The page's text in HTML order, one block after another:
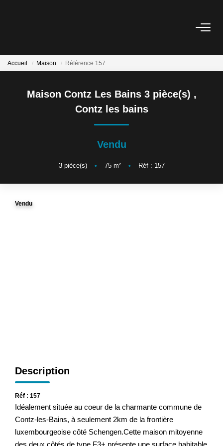
VENTE
LOCATION
ESTIMATION
Accueil Maison Référence 157
Maison Contz Les Bains 3 pièce(s) ,
Contz les bains
Vendu
3pièce(s) • 75m² • Réf : 157
Vendu
Description
Réf : 157
Idéalement située au coeur de la charmante commune de
Contz-les-Bains, à seulement 2km de la frontière
luxembourgeoise côté Schengen.Cette maison mitoyenne
des deux côtés de type F3+ présente une surface habitable